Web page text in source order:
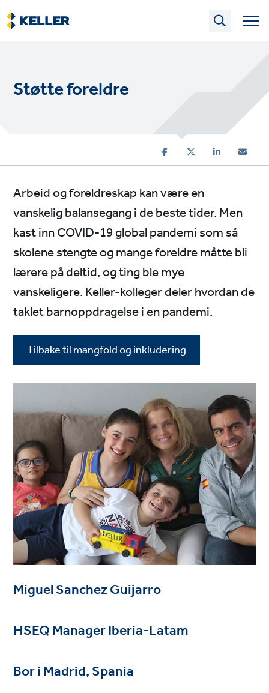
Skip
to
main
Støtte foreldre
Arbeid og foreldreskap kan være en
vanskelig balansegang i de beste tider. Men
kast inn COVID-19 global pandemi som så
skolene stengte og mange foreldre måtte bli
lærere på deltid, og ting ble mye
vanskeligere. Keller-kolleger deler hvordan de
taklet barnoppdragelse i en pandemi.
Tilbake til mangfold og inkludering
Miguel Sanchez Guijarro
HSEQ Manager Iberia-Latam
Bor i Madrid, Spania